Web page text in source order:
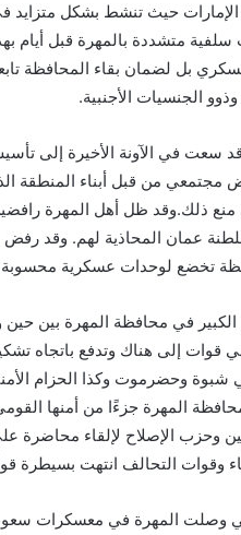
حيث تنشط بشكل متزايد
متشددة بالمهرة قبل أيام
بل لضمان بقاء المحافظة
الجنسيات الأجنبية.
قد سعت في الآونة الأخيرة إلى
مجتمعي من قبل أبناء المنطقة
ذلك.وقد ظل أهل المهرة
عمان المحاذية لهم. وقد رفض
تخضع لوحدات عسكرية
الكبير في محافظة المهرة بين
إلى هناك وتدفع باتجاه
شبوة وحضرموت وكذا الحزام
المهرة جزءًا من أمنها
وحزب الإصلاح لإلقاء محاضرة
وقوات التحالف انتهت بسيطرة
وصلت المهرة في معسكرات